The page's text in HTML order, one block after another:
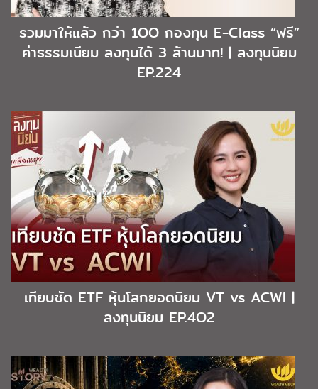
รวมมาให้แล้ว กว่า 1OO กองทุน E-Class “ฟรี”
ค่าธรรมเนียม ลงทุนได้ 3 ล้านบาท! | ลงทุนนิยม
EP.224
เทียบชัด ETF หุ้นโลกยอดนิยม VT vs ACWI |
ลงทุนนิยม EP.4O2